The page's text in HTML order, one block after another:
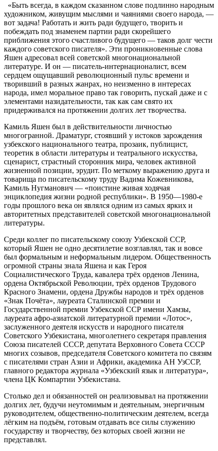
«Быть всегда, в каждом сказанном слове подлинно народным
художником, живущим мыслями и чаяниями своего народа, —
вот задача! Работать и жить ради будущего, творить и
побеждать под знаменем партии ради скорейшего
приближения этого счастливого будущего — таков долг чести
каждого советского писателя». Эти проникновенные слова
Яшен адресовал всей советской многонациональной
литературе. И он — писатель-интернационалист, всем
сердцем ощущавший революционный пульс времени и
творивший в разных жанрах, но неизменно в интересах
народа, имел моральное право так говорить, пускай даже и с
элементами назидательности, так как сам свято их
придерживался на протяжении долгих лет творчества.
Камиль Яшен был в действительности личностью
многогранной. Драматург, стоявший у истоков зарождения
узбекского национального театра, прозаик, публицист,
теоретик в области литературы и театрального искусства,
сценарист, страстный сторонник мира, человек активной
жизненной позиции, эрудит. По меткому выражению друга и
товарища по писательскому труду Вадима Кожевникова,
Камиль Нугманович — «поистине живая ходячая
энциклопедия жизни родной республики». В 1950—1980-е
годы прошлого века он являлся одним из самых ярких и
авторитетных представителей советской многонациональной
литературы.
Среди коллег по писательскому союзу Узбекской ССР,
который Яшен не одно десятилетие возглавлял, так и вовсе
был формальным и неформальным лидером. Общественность
огромной страны знала Яшена и как Героя
Социалистического Труда, кавалера трёх орденов Ленина,
ордена Октябрьской Революции, трёх орденов Трудового
Красного Знамени, ордена Дружбы народов и трёх орденов
«Знак Почёта», лауреата Сталинской премии и
Государственной премии Узбекской ССР имени Хамзы,
лауреата афро-азиатской литературной премии «Лотос»,
заслуженного деятеля искусств и народного писателя
Советского Узбекистана, многолетнего секретаря правления
Союза писателей СССР, депутата Верховного Совета СССР
многих созывов, председателя Советского комитета по связям
с писателями стран Азии и Африки, академика АН УзССР,
главного редактора журнала «Узбекский язык и литература»,
члена ЦК Компартии Узбекистана.
Столько дел и обязанностей он реализовывал на протяжении
долгих лет, будучи неутомимым и деятельным, энергичным
руководителем, общественно-политическим деятелем, всегда
лёгким на подъём, готовым отдавать все силы служению
государству и творчеству, без которых своей жизни не
представлял.